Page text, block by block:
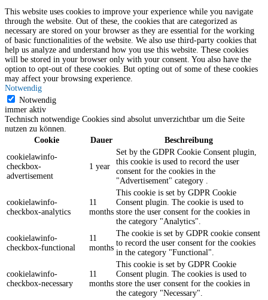
This website uses cookies to improve your experience while you navigate
through the website. Out of these, the cookies that are categorized as
necessary are stored on your browser as they are essential for the working
of basic functionalities of the website. We also use third-party cookies that
help us analyze and understand how you use this website. These cookies
will be stored in your browser only with your consent. You also have the
option to opt-out of these cookies. But opting out of some of these cookies
may affect your browsing experience.
Notwendig
Notwendig
immer aktiv
Technisch notwendige Cookies sind absolut unverzichtbar um die Seite
nutzen zu können.
Cookie
Dauer
Beschreibung
cookielawinfo-
checkbox-
advertisement
1 year
Set by the GDPR Cookie Consent plugin,
this cookie is used to record the user
consent for the cookies in the
"Advertisement" category .
cookielawinfo-
checkbox-analytics
11
months
This cookie is set by GDPR Cookie
Consent plugin. The cookie is used to
store the user consent for the cookies in
the category "Analytics".
cookielawinfo-
checkbox-functional
11
months
The cookie is set by GDPR cookie consent
to record the user consent for the cookies
in the category "Functional".
cookielawinfo-
checkbox-necessary
11
months
This cookie is set by GDPR Cookie
Consent plugin. The cookies is used to
store the user consent for the cookies in
the category "Necessary".